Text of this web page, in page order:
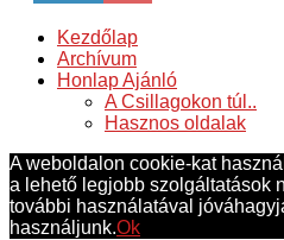
Kezdőlap
Archívum
Honlap Ajánló
A Csillagokon túl..
Hasznos oldalak
A weboldalon cookie-kat
a lehető legjobb szolgáltatások
további használatával
használjunk.Ok